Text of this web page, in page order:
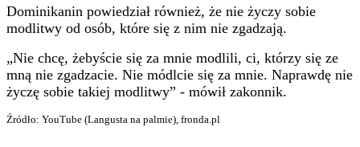
Dominikanin powiedział również, że nie życzy sobie
modlitwy od osób, które się z nim nie zgadzają.
„Nie chcę, żebyście się za mnie modlili, ci, którzy się ze
mną nie zgadzacie. Nie módlcie się za mnie. Naprawdę nie
życzę sobie takiej modlitwy” - mówił zakonnik.
Źródło: YouTube (Langusta na palmie), fronda.pl